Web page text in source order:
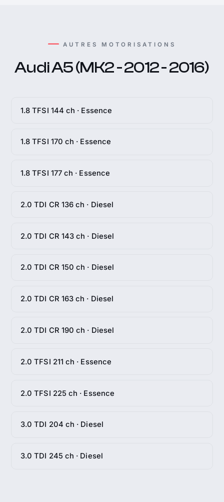
AUTRES MOTORISATIONS
Audi A5 (MK2 - 2012 - 2016)
1.8 TFSI 144 ch · Essence
1.8 TFSI 170 ch · Essence
1.8 TFSI 177 ch · Essence
2.0 TDI CR 136 ch · Diesel
2.0 TDI CR 143 ch · Diesel
2.0 TDI CR 150 ch · Diesel
2.0 TDI CR 163 ch · Diesel
2.0 TDI CR 190 ch · Diesel
2.0 TFSI 211 ch · Essence
2.0 TFSI 225 ch · Essence
3.0 TDI 204 ch · Diesel
3.0 TDI 245 ch · Diesel